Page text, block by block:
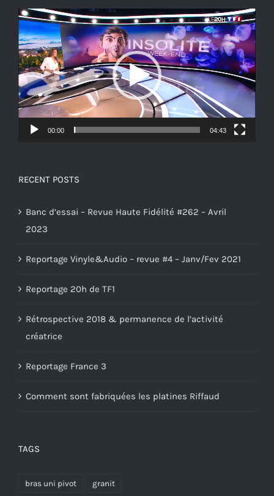
Lecteur
vidéo
00:00 04:43
RECENT POSTS
Banc d’essai – Revue Haute Fidélité #262 – Avril
2023
Reportage Vinyle&Audio – revue #4 – Janv/Fev 2021
Reportage 20h de TF1
Rétrospective 2018 & permanence de l’activité
créatrice
Reportage France 3
Comment sont fabriquées les platines Riffaud
TAGS
bras uni pivot granit